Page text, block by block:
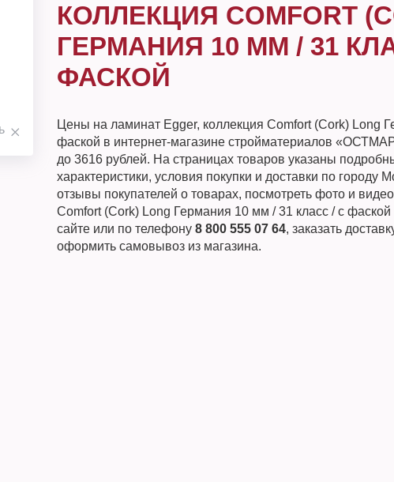
КОЛЛЕКЦИЯ COMFORT
ГЕРМАНИЯ 10 ММ / 31
ФАСКОЙ
Цены на ламинат Egger, коллекция Comfort (Cork) Long
фаской в интернет-магазине стройматериалов
до 3616 рублей. На страницах товаров указаны
характеристики, условия покупки и доставки по городу
отзывы покупателей о товарах, посмотреть фото и
Comfort (Cork) Long Германия 10 мм / 31 класс / с
сайте или по телефону 8 800 555 07 64, заказать
оформить самовывоз из магазина.